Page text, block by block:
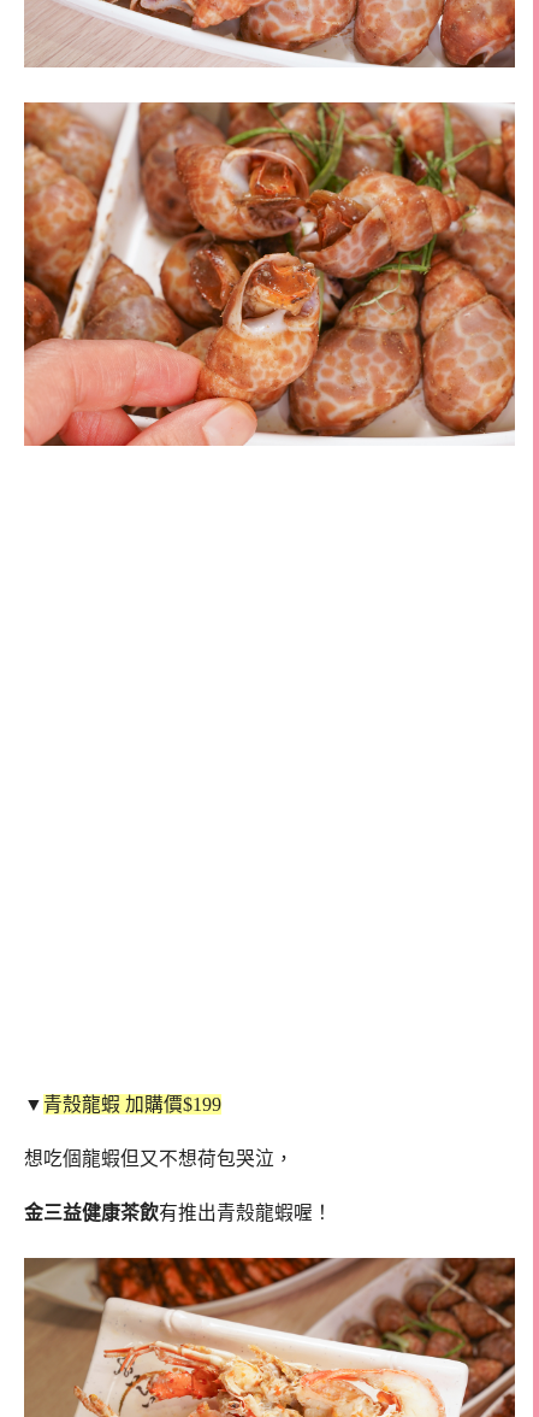
▼ 青殼龍蝦 加購價$199
想吃個龍蝦但又不想荷包哭泣，
金三益健康茶飲有推出青殼龍蝦喔！